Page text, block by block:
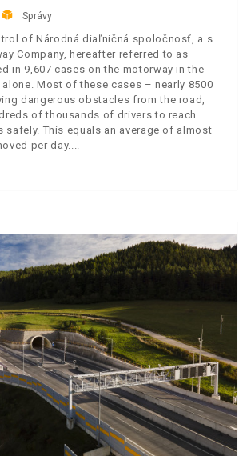
Správy
of Národná diaľničná spoločnosť, a.s.
Company, hereafter referred to as
in 9,607 cases on the motorway in the
Most of these cases – nearly 8500
dangerous obstacles from the road,
of thousands of drivers to reach
safely. This equals an average of almost
per day.